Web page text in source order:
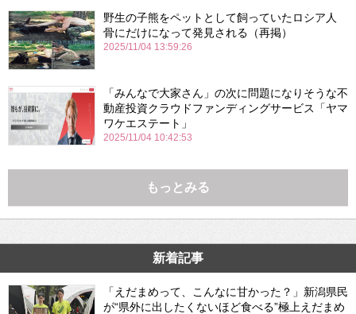
野生の子熊をペットとして飼っていたロシア人
骨にだけになって発見される（再掲）
2025/11/04 13:59:26
「みんなで大家さん」の次に問題になりそうな不
動産投資クラウドファンディングサービス「ヤマ
ワケエステート」
2025/11/04 10:42:53
もっとみる
新着記事
「えだまめって、こんなに甘かった？」新潟県民
が“県外に出したくないほど食べる”極上えだまめ